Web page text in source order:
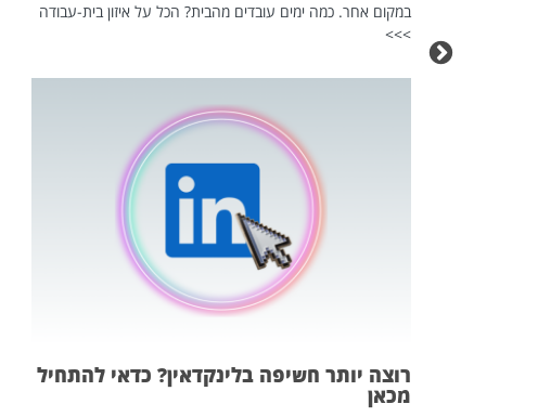
במקום אחר. כמה ימים עובדים מהבית? הכל על איזון בית-עבודה
>>>
רוצה יותר חשיפה בלינקדאין? כדאי להתחיל
מכאן